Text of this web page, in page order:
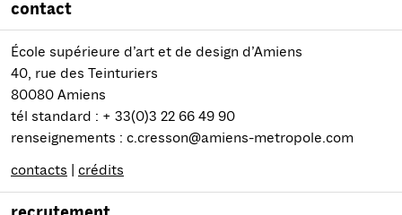
contact
École supérieure d’art et de design d’Amiens
40, rue des Teinturiers
80080 Amiens
tél standard : + 33(0)3 22 66 49 90
renseignements : c.cresson@amiens-metropole.com
contacts | crédits